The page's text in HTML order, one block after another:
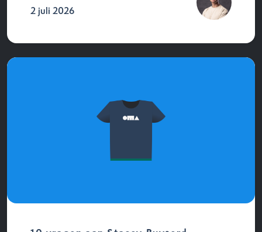
2 juli 2026